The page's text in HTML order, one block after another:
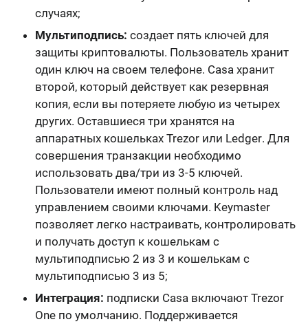
случаях;
Мультиподпись: создает пять ключей для
защиты криптовалюты. Пользователь хранит
один ключ на своем телефоне. Casa хранит
второй, который действует как резервная
копия, если вы потеряете любую из четырех
других. Оставшиеся три хранятся на
аппаратных кошельках Trezor или Ledger. Для
совершения транзакции необходимо
использовать два/три из 3-5 ключей.
Пользователи имеют полный контроль над
управлением своими ключами. Keymaster
позволяет легко настраивать, контролировать
и получать доступ к кошелькам с
мультиподписью 2 из 3 и кошелькам с
мультиподписью 3 из 5;
Интеграция: подписки Casa включают Trezor
One по умолчанию. Поддерживается